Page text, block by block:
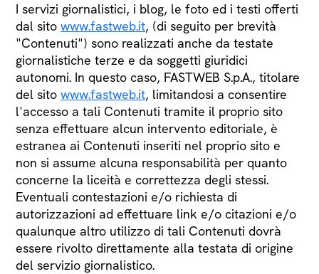
I servizi giornalistici, i blog, le foto ed i testi offerti
dal sito www.fastweb.it, (di seguito per brevità
"Contenuti") sono realizzati anche da testate
giornalistiche terze e da soggetti giuridici
autonomi. In questo caso, FASTWEB S.p.A., titolare
del sito www.fastweb.it, limitandosi a consentire
l'accesso a tali Contenuti tramite il proprio sito
senza effettuare alcun intervento editoriale, è
estranea ai Contenuti inseriti nel proprio sito e
non si assume alcuna responsabilità per quanto
concerne la liceità e correttezza degli stessi.
Eventuali contestazioni e/o richiesta di
autorizzazioni ad effettuare link e/o citazioni e/o
qualunque altro utilizzo di tali Contenuti dovrà
essere rivolto direttamente alla testata di origine
del servizio giornalistico.